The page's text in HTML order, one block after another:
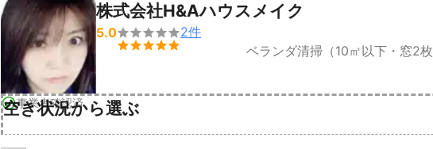
事業者確認済
株式会社H&Aハウスメイク
5.0

2件
ベランダ清掃（10㎡以下・窓2枚
空き状況から選ぶ